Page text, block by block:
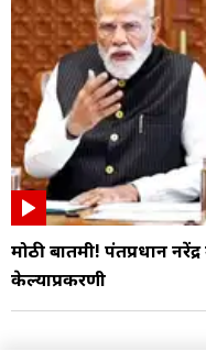
मोठी बातमी! पंतप्रधान
केल्याप्रकरणी